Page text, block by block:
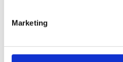
Marketing